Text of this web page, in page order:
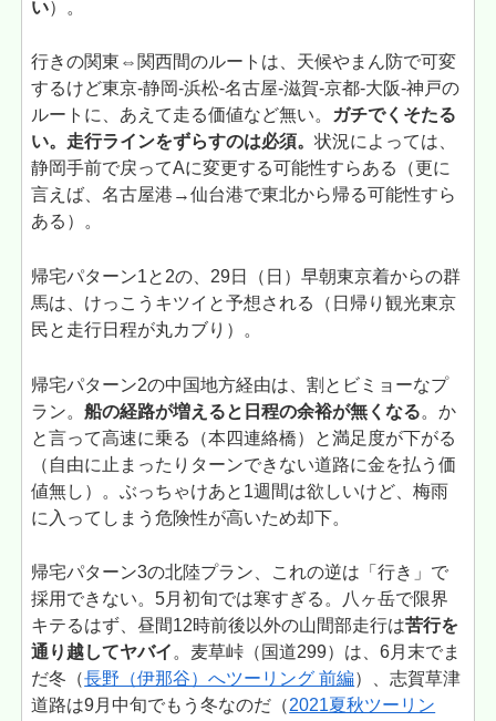
い）。
行きの関東⇔関西間のルートは、天候やまん防で可変
するけど東京-静岡-浜松-名古屋-滋賀-京都-大阪-神戸の
ルートに、あえて走る価値など無い。 ガチでくそたる
い。走行ラインをずらすのは必須。状況によっては、
静岡手前で戻ってAに変更する可能性すらある（更に
言えば、名古屋港→仙台港で東北から帰る可能性すら
ある）。
帰宅パターン1と2の、29日（日）早朝東京着からの群
馬は、けっこうキツイと予想される（日帰り観光東京
民と走行日程が丸カブり）。
帰宅パターン2の中国地方経由は、割とビミョーなプ
ラン。船の経路が増えると日程の余裕が無くなる。か
と言って高速に乗る（本四連絡橋）と満足度が下がる
（自由に止まったりターンできない道路に金を払う価
値無し）。ぶっちゃけあと1週間は欲しいけど、梅雨
に入ってしまう危険性が高いため却下。
帰宅パターン3の北陸プラン、これの逆は「行き」で
採用できない。5月初旬では寒すぎる。八ヶ岳で限界
キテるはず、昼間12時前後以外の山間部走行は苦行を
通り越してヤバイ 。麦草峠（国道299）は、6月末でま
だ冬（長野（伊那谷）へツーリング 前編）、志賀草津
道路は9月中旬でもう冬なのだ（2021夏秋ツーリン